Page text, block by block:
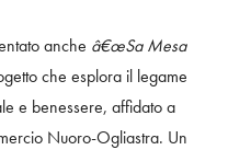
anche â€œSa Mesa
che esplora il legame
e benessere, affidato a
Nuoro-Ogliastra. Un